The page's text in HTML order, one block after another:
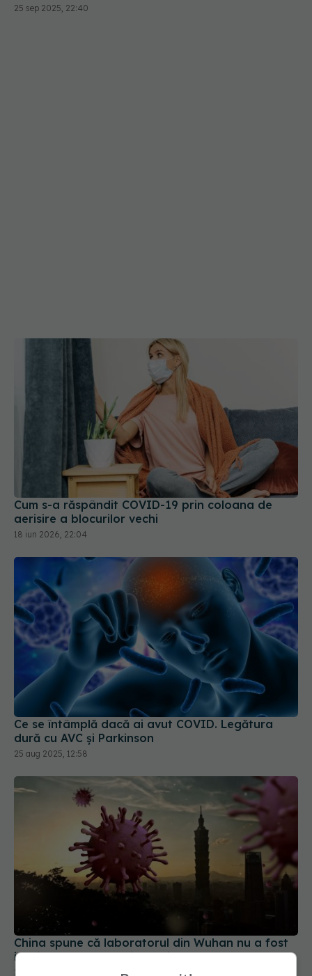
25 sep 2025, 22:40
Cum s-a răspândit COVID-19 prin coloana de
aerisire a blocurilor vechi
18 iun 2026, 22:04
Ce se întâmplă dacă ai avut COVID. Legătura
dură cu AVC și Parkinson
25 aug 2025, 12:58
China spune că laboratorul din Wuhan nu a fost
implicat în crearea virusului COVID-19
12 feb 2025, 11:25